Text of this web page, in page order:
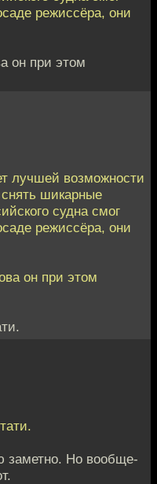
режиссёра, они
он при этом
лучшей возможности
снять шикарные
судна смог
режиссёра, они
он при этом
заметно. Но вообще-